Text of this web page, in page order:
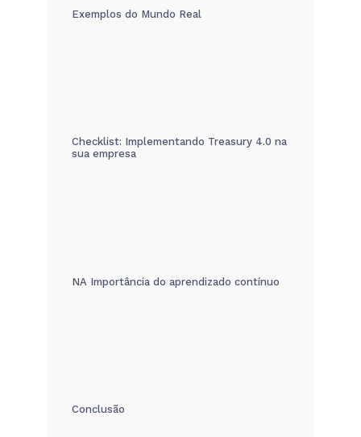
Exemplos do Mundo Real
Checklist: Implementando Treasury 4.0 na
sua empresa
NA Importância do aprendizado contínuo
Conclusão